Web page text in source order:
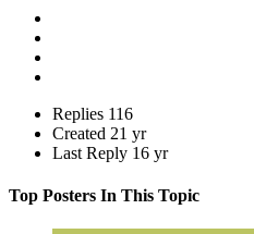
Replies 116
Created 21 yr
Last Reply 16 yr
Top Posters In This Topic